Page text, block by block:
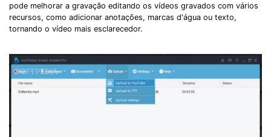
pode melhorar a gravação editando os vídeos gravados com vários
recursos, como adicionar anotações, marcas d'água ou texto,
tornando o vídeo mais esclarecedor.